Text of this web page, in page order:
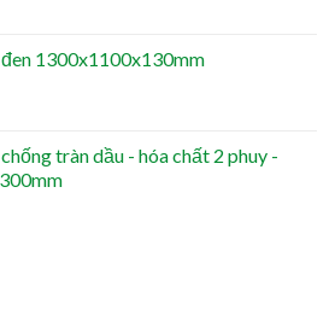
1300x1100x130mm
tràn dầu - hóa chất 2 phuy -